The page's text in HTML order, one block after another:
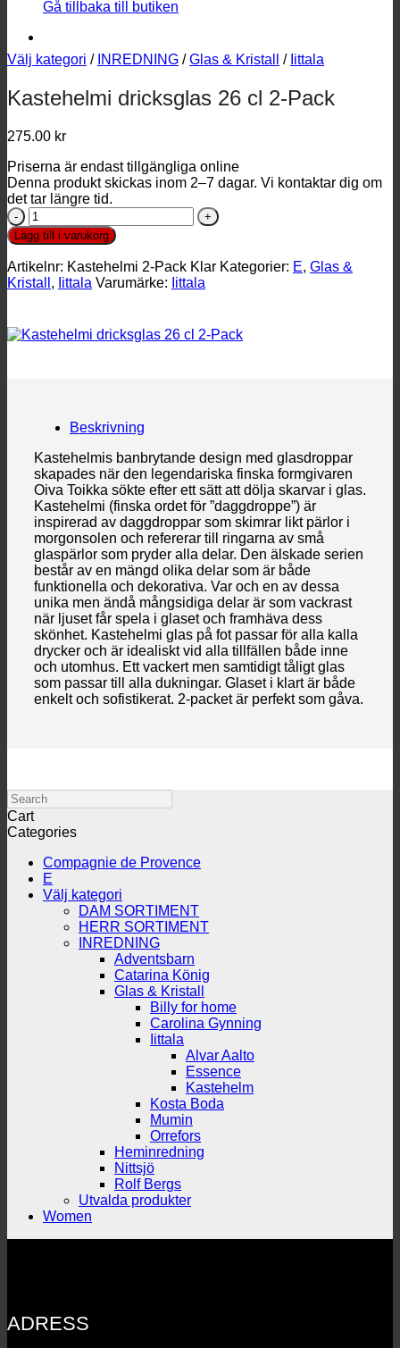
Gå tillbaka till butiken
Välj kategori / INREDNING / Glas & Kristall / Iittala
Kastehelmi dricksglas 26 cl 2-Pack
275.00 kr
Priserna är endast tillgängliga online
Denna produkt skickas inom 2–7 dagar. Vi kontaktar dig om
det tar längre tid.
Kastehelmi
dricksglas
26
cl
2-
Pack
Lägg till i varukorg
Artikelnr: Kastehelmi 2-Pack Klar Kategorier: E, Glas &
Kristall , Iittala Varumärke: Iittala
Beskrivning
Kastehelmis banbrytande design med glasdroppar
skapades när den legendariska finska formgivaren
Oiva Toikka sökte efter ett sätt att dölja skarvar i glas.
Kastehelmi (finska ordet för ”daggdroppe”) är
inspirerad av daggdroppar som skimrar likt pärlor i
morgonsolen och refererar till ringarna av små
glaspärlor som pryder alla delar. Den älskade serien
består av en mängd olika delar som är både
funktionella och dekorativa. Var och en av dessa
unika men ändå mångsidiga delar är som vackrast
när ljuset får spela i glaset och framhäva dess
skönhet. Kastehelmi glas på fot passar för alla kalla
drycker och är idealiskt vid alla tillfällen både inne
och utomhus. Ett vackert men samtidigt tåligt glas
som passar till alla dukningar. Glaset i klart är både
enkelt och sofistikerat. 2-packet är perfekt som gåva.
Search
Cart
Categories
Compagnie de Provence
E
Välj kategori
DAM SORTIMENT
HERR SORTIMENT
INREDNING
Adventsbarn
Catarina König
Glas & Kristall
Billy for home
Carolina Gynning
Iittala
Alvar Aalto
Essence
Kastehelm
Kosta Boda
Mumin
Orrefors
Heminredning
Nittsjö
Rolf Bergs
Utvalda produkter
Women
ADRESS